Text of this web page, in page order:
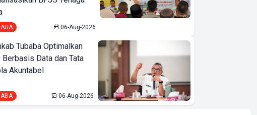
06-Aug-2026
Tubaba Optimalkan
Berbasis Data dan Tata
Akuntabel
06-Aug-2026